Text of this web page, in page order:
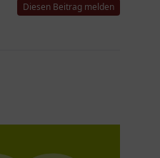
Diesen Beitrag melden